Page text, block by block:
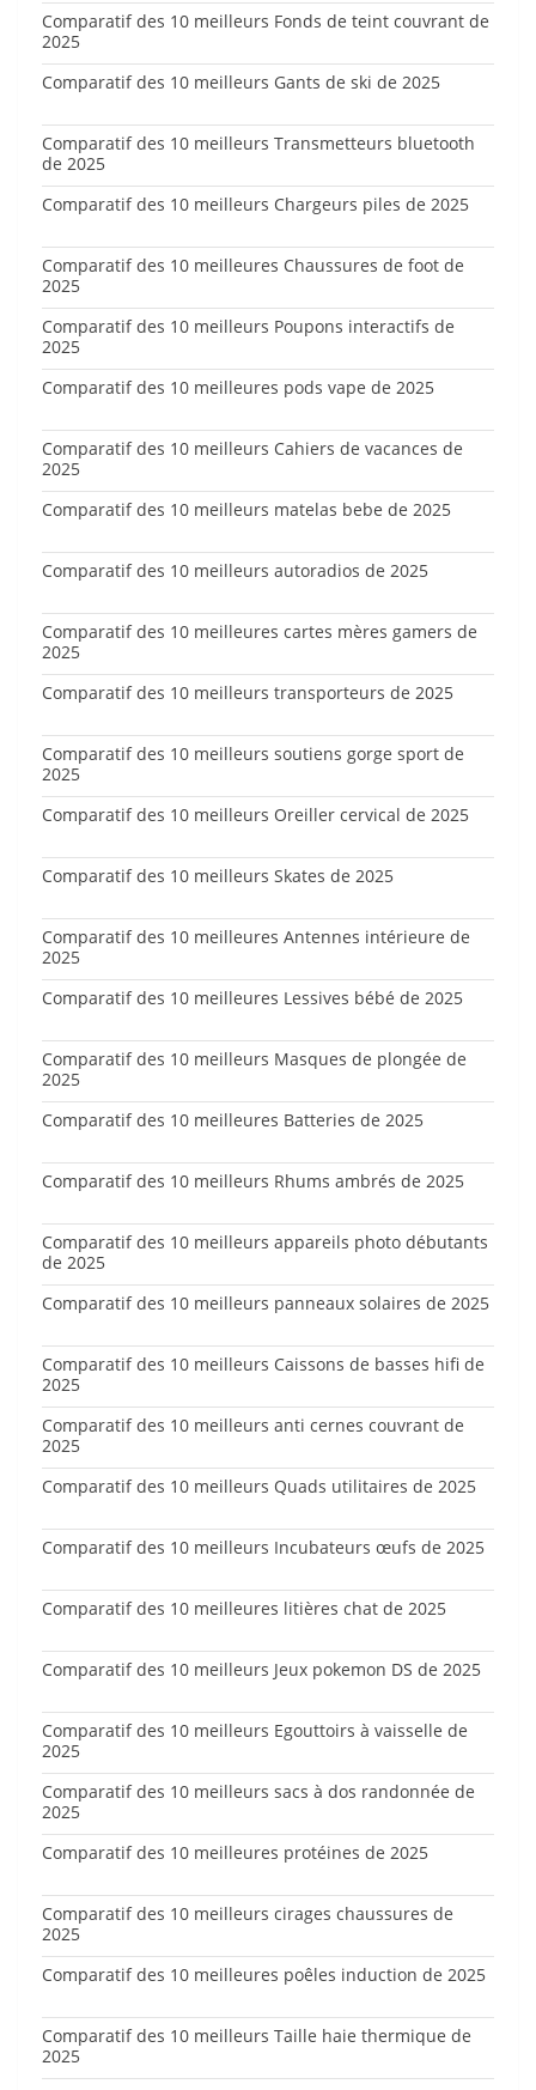
Comparatif des 10 meilleurs Fonds de teint couvrant de
2025
Comparatif des 10 meilleurs Gants de ski de 2025
Comparatif des 10 meilleurs Transmetteurs bluetooth
de 2025
Comparatif des 10 meilleurs Chargeurs piles de 2025
Comparatif des 10 meilleures Chaussures de foot de
2025
Comparatif des 10 meilleurs Poupons interactifs de
2025
Comparatif des 10 meilleures pods vape de 2025
Comparatif des 10 meilleurs Cahiers de vacances de
2025
Comparatif des 10 meilleurs matelas bebe de 2025
Comparatif des 10 meilleurs autoradios de 2025
Comparatif des 10 meilleures cartes mères gamers de
2025
Comparatif des 10 meilleurs transporteurs de 2025
Comparatif des 10 meilleurs soutiens gorge sport de
2025
Comparatif des 10 meilleurs Oreiller cervical de 2025
Comparatif des 10 meilleurs Skates de 2025
Comparatif des 10 meilleures Antennes intérieure de
2025
Comparatif des 10 meilleures Lessives bébé de 2025
Comparatif des 10 meilleurs Masques de plongée de
2025
Comparatif des 10 meilleures Batteries de 2025
Comparatif des 10 meilleurs Rhums ambrés de 2025
Comparatif des 10 meilleurs appareils photo débutants
de 2025
Comparatif des 10 meilleurs panneaux solaires de 2025
Comparatif des 10 meilleurs Caissons de basses hifi de
2025
Comparatif des 10 meilleurs anti cernes couvrant de
2025
Comparatif des 10 meilleurs Quads utilitaires de 2025
Comparatif des 10 meilleurs Incubateurs œufs de 2025
Comparatif des 10 meilleures litières chat de 2025
Comparatif des 10 meilleurs Jeux pokemon DS de 2025
Comparatif des 10 meilleurs Egouttoirs à vaisselle de
2025
Comparatif des 10 meilleurs sacs à dos randonnée de
2025
Comparatif des 10 meilleures protéines de 2025
Comparatif des 10 meilleurs cirages chaussures de
2025
Comparatif des 10 meilleures poêles induction de 2025
Comparatif des 10 meilleurs Taille haie thermique de
2025